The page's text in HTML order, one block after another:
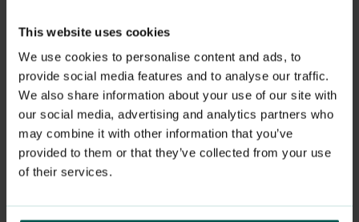
This website uses cookies
We use cookies to personalise content and ads, to
provide social media features and to analyse our traffic.
We also share information about your use of our site with
our social media, advertising and analytics partners who
may combine it with other information that you’ve
provided to them or that they’ve collected from your use
of their services.
E-post
Telefonnummer